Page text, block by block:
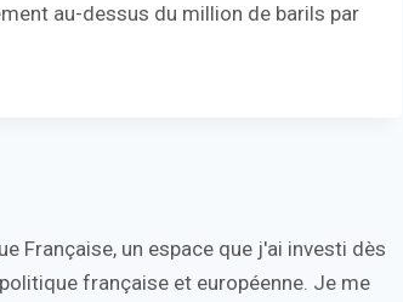
au-dessus du million de barils par
Française, un espace que j'ai investi dès
française et européenne. Je me